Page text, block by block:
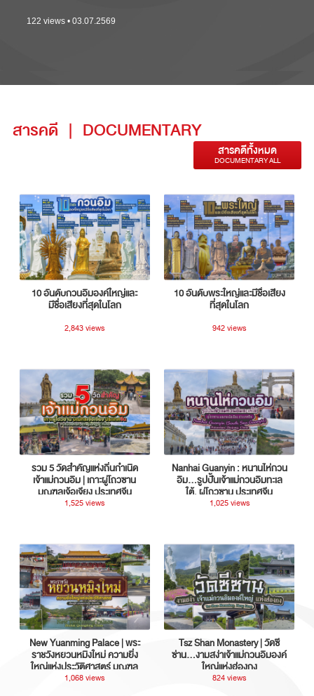
122 views • 03.07.2569
สารคดี | DOCUMENTARY
สารคดีทั้งหมด
DOCUMENTARY ALL
10 อันดับกวนอิมองค์ใหญ่และ
มีชื่อเสียงที่สุดในโลก
2,843 views
10 อันดับพระใหญ่และมีชื่อเสียง
ที่สุดในโลก
942 views
รวม 5 วัดสำคัญแห่งถิ่นกำเนิด
เจ้าแม่กวนอิม | เกาะผู่โถวซาน
มณฑลเจ้อเจียง ประเทศจีน
1,525 views
Nanhai Guanyin : หนานไห่กวน
อิม...รูปปั้นเจ้าแม่กวนอิมทะเล
ใต้, ผู่โถวซาน ประเทศจีน
1,025 views
New Yuanming Palace | พระ
ราชวังหยวนหมิงใหม่ ความยิ่ง
ใหญ่แห่งประวัติศาสตร์ มณฑล
กวางตุ้ง ประเทศจีน
1,068 views
Tsz Shan Monastery | วัดซี
ซ่าน…งามสง่าเจ้าแม่กวนอิมองค์
ใหญ่แห่งฮ่องกง
824 views